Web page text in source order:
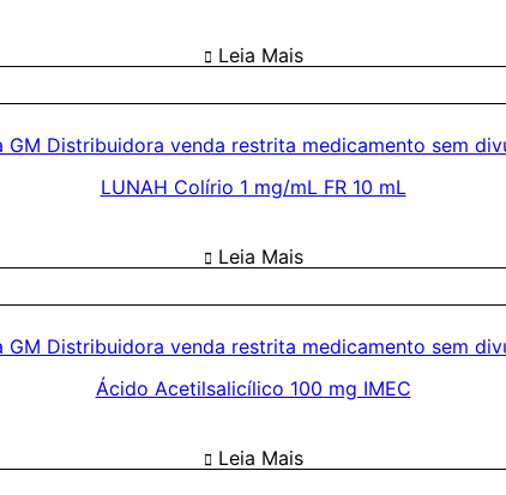
Leia Mais
LUNAH Colírio 1 mg/mL FR 10 mL
Leia Mais
Ácido Acetilsalicílico 100 mg IMEC
Leia Mais